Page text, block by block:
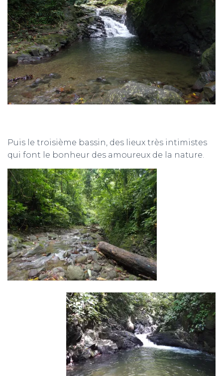
Puis le troisième bassin, des lieux très intimistes
qui font le bonheur des amoureux de la nature.